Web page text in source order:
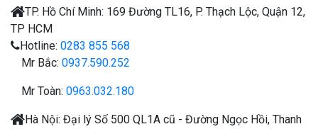
TP. Hồ Chí Minh: 169 Đường TL16, P. Thạch Lộc, Quận 12,
TP HCM
Hotline: 0283 855 568
Mr Bắc: 0937.590.252
Mr Toàn: 0963.032.180
Hà Nội: Đại lý Số 500 QL1A cũ - Đường Ngọc Hồi, Thanh